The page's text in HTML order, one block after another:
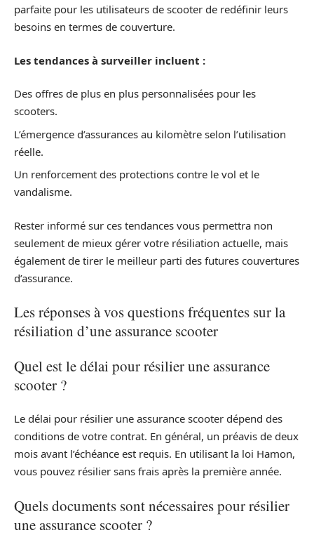
parfaite pour les utilisateurs de scooter de redéfinir leurs
besoins en termes de couverture.
Les tendances à surveiller incluent :
Des offres de plus en plus personnalisées pour les
scooters.
L’émergence d’assurances au kilomètre selon l’utilisation
réelle.
Un renforcement des protections contre le vol et le
vandalisme.
Rester informé sur ces tendances vous permettra non
seulement de mieux gérer votre résiliation actuelle, mais
également de tirer le meilleur parti des futures couvertures
d’assurance.
Les réponses à vos questions fréquentes sur la
résiliation d’une assurance scooter
Quel est le délai pour résilier une assurance
scooter ?
Le délai pour résilier une assurance scooter dépend des
conditions de votre contrat. En général, un préavis de deux
mois avant l’échéance est requis. En utilisant la loi Hamon,
vous pouvez résilier sans frais après la première année.
Quels documents sont nécessaires pour résilier
une assurance scooter ?